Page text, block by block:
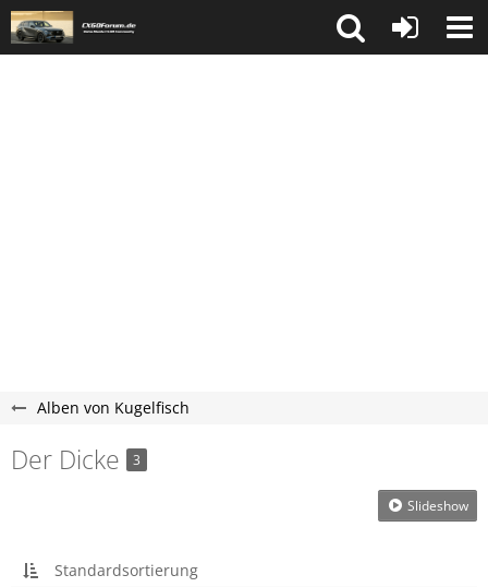
Alben von Kugelfisch
Der Dicke 3
Slideshow
Standardsortierung